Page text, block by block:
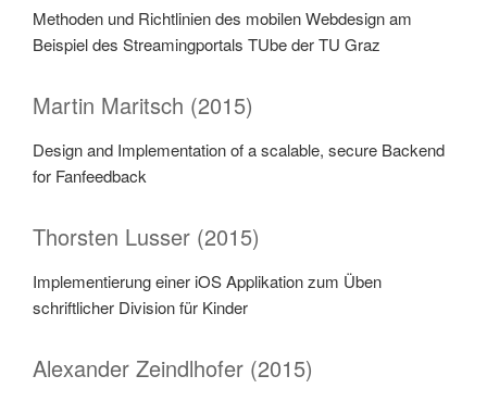
Methoden und Richtlinien des mobilen Webdesign am
Beispiel des Streamingportals TUbe der TU Graz
Martin Maritsch (2015)
Design and Implementation of a scalable, secure Backend
for Fanfeedback
Thorsten Lusser (2015)
Implementierung einer iOS Applikation zum Üben
schriftlicher Division für Kinder
Alexander Zeindlhofer (2015)